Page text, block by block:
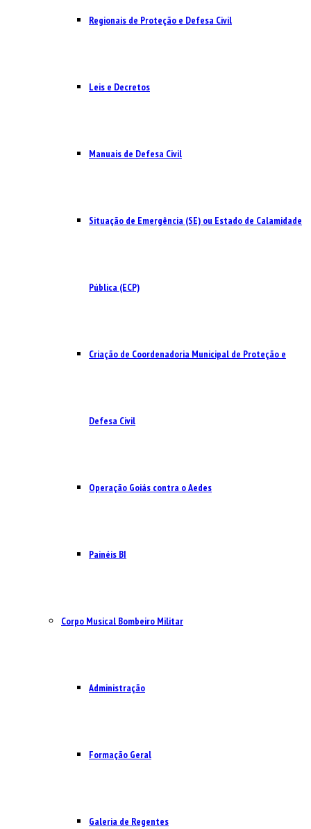
Regionais de Proteção e Defesa Civil
Leis e Decretos
Manuais de Defesa Civil
Situação de Emergência (SE) ou Estado de Calamidade
Pública (ECP)
Criação de Coordenadoria Municipal de Proteção e
Defesa Civil
Operação Goiás contra o Aedes
Painéis BI
Corpo Musical Bombeiro Militar
Administração
Formação Geral
Galeria de Regentes